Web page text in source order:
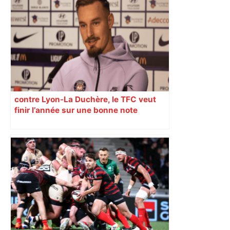
nouvelle fois fait tomber Toulouse? –
RMC Sport
contre Lyon-La Duchère, le TFC veut
finir l’année sur une bonne note